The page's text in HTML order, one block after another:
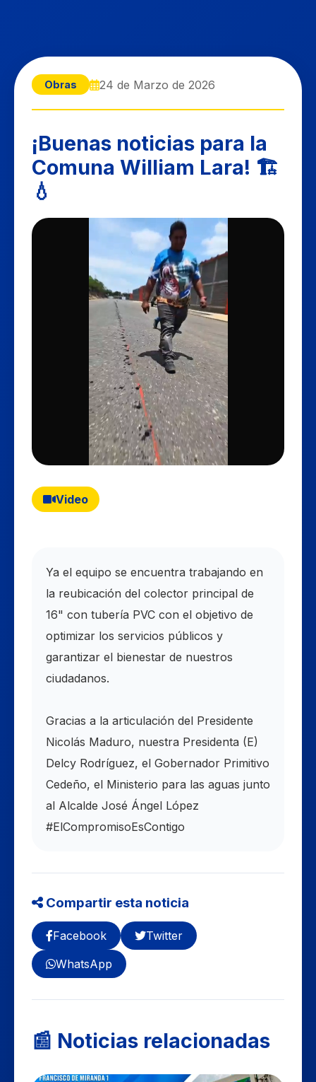
Obras 24 de Marzo de 2026
​¡Buenas noticias para la
Comuna William Lara! 🏗️
💧
Video
Ya el equipo se encuentra trabajando en
la reubicación del colector principal de
16" con tubería PVC con el objetivo de
optimizar los servicios públicos y
garantizar el bienestar de nuestros
ciudadanos.
​Gracias a la articulación del Presidente
Nicolás Maduro, nuestra Presidenta (E)
Delcy Rodríguez, el Gobernador Primitivo
Cedeño, el Ministerio para las aguas junto
al Alcalde José Ángel López
#ElCompromisoEsContigo
Compartir esta noticia
Facebook
Twitter
WhatsApp
📰 Noticias relacionadas